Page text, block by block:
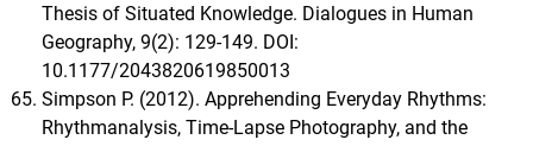
Thesis of Situated Knowledge. Dialogues in Human
Geography, 9(2): 129-149. DOI:
10.1177/2043820619850013
Simpson P. (2012). Apprehending Everyday Rhythms:
Rhythmanalysis, Time-Lapse Photography, and the